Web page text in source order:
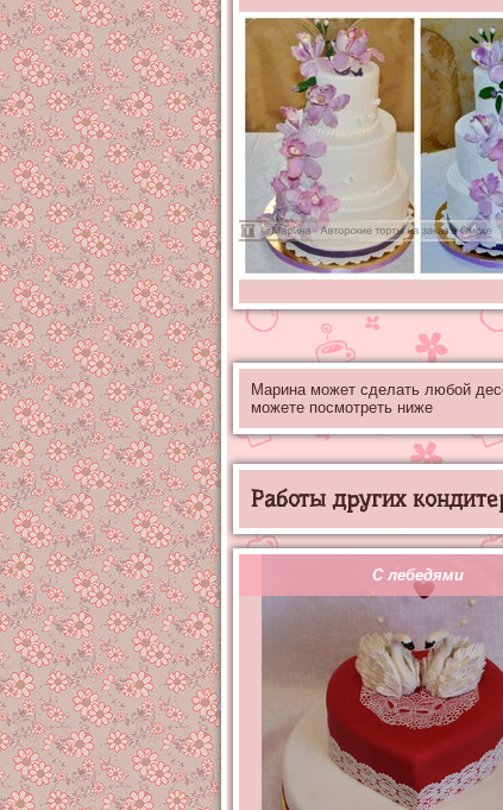
Марина может сделать любой
можете посмотреть ниже
Работы других
С лебедями